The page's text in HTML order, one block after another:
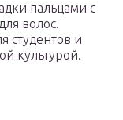
пальцами с
волос.
студентов и
культурой.